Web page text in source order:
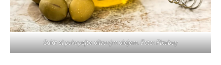
Salát si pokapejte olivovým olejem. Foto: Pixabay